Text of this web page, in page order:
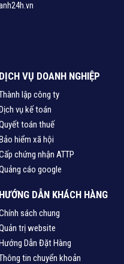
DỊCH VỤ DOANH NGHIỆP
lập công ty
vụ kế toán
toán thuế
hiểm xã hội
chứng nhận ATTP
cáo google
HƯỚNG DẪN KHÁCH HÀNG
sách chung
trị website
Dẫn Đặt Hàng
tin chuyển khoản